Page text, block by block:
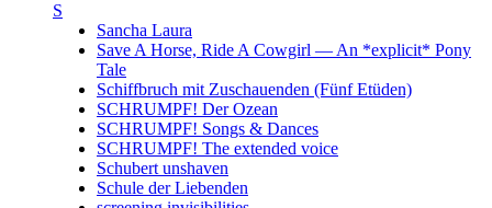
S
Sancha Laura
Save A Horse, Ride A Cowgirl — An *explicit* Pony
Tale
Schiffbruch mit Zuschauenden (Fünf Etüden)
SCHRUMPF! Der Ozean
SCHRUMPF! Songs & Dances
SCHRUMPF! The extended voice
Schubert unshaven
Schule der Liebenden